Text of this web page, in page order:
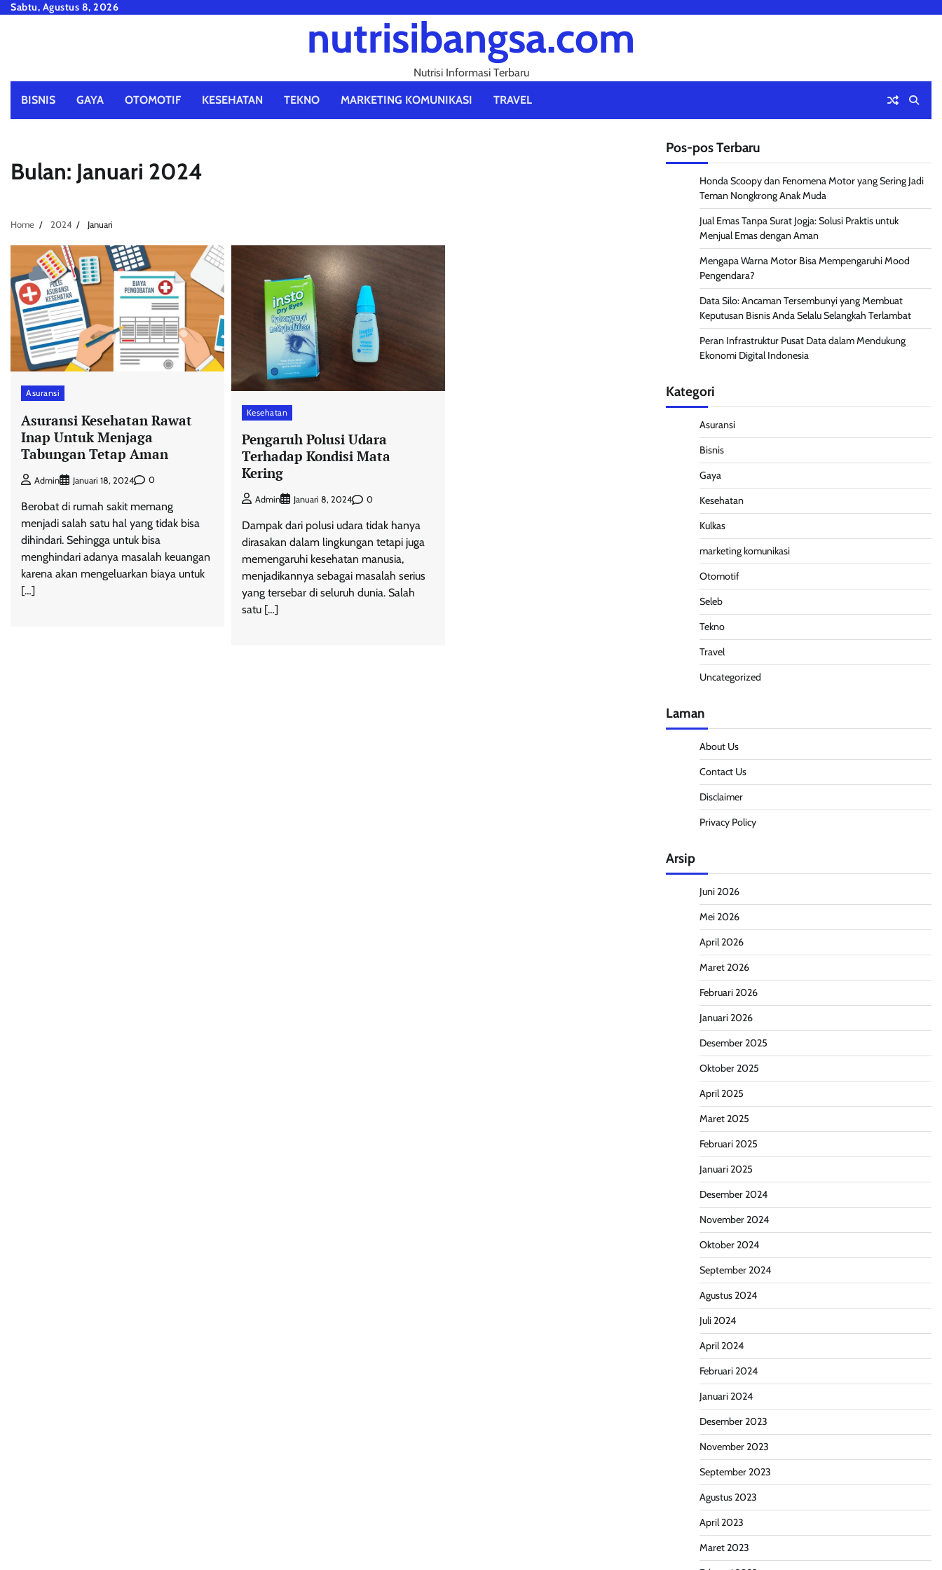
SkipSabtu, Agustus 8, 2026
nutrisibangsa.com
Nutrisi Informasi Terbaru
BISNIS GAYA OTOMOTIF KESEHATAN TEKNO MARKETING KOMUNIKASI TRAVEL
Bulan: Januari 2024
Home 2024 Januari
Asuransi
Asuransi Kesehatan Rawat
Inap Untuk Menjaga
Tabungan Tetap Aman
Admin Januari 18, 2024 0
Berobat di rumah sakit memang
menjadi salah satu hal yang tidak bisa
dihindari. Sehingga untuk bisa
menghindari adanya masalah keuangan
karena akan mengeluarkan biaya untuk
[…]
Kesehatan
Pengaruh Polusi Udara
Terhadap Kondisi Mata
Kering
Admin Januari 8, 2024 0
Dampak dari polusi udara tidak hanya
dirasakan dalam lingkungan tetapi juga
memengaruhi kesehatan manusia,
menjadikannya sebagai masalah serius
yang tersebar di seluruh dunia. Salah
satu […]
Pos-pos Terbaru
Honda Scoopy dan Fenomena Motor yang Sering Jadi
Teman Nongkrong Anak Muda
Jual Emas Tanpa Surat Jogja: Solusi Praktis untuk
Menjual Emas dengan Aman
Mengapa Warna Motor Bisa Mempengaruhi Mood
Pengendara?
Data Silo: Ancaman Tersembunyi yang Membuat
Keputusan Bisnis Anda Selalu Selangkah Terlambat
Peran Infrastruktur Pusat Data dalam Mendukung
Ekonomi Digital Indonesia
Kategori
Asuransi
Bisnis
Gaya
Kesehatan
Kulkas
marketing komunikasi
Otomotif
Seleb
Tekno
Travel
Uncategorized
Laman
About Us
Contact Us
Disclaimer
Privacy Policy
Arsip
Juni 2026
Mei 2026
April 2026
Maret 2026
Februari 2026
Januari 2026
Desember 2025
Oktober 2025
April 2025
Maret 2025
Februari 2025
Januari 2025
Desember 2024
November 2024
Oktober 2024
September 2024
Agustus 2024
Juli 2024
April 2024
Februari 2024
Januari 2024
Desember 2023
November 2023
September 2023
Agustus 2023
April 2023
Maret 2023